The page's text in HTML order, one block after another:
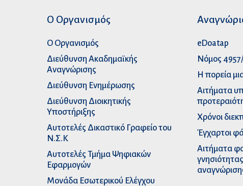
Ο Οργανισμός
Ο Οργανισμός
Διεύθυνση Ακαδημαϊκής
Αναγνώρισης
Διεύθυνση Ενημέρωσης
Διεύθυνση Διοικητικής
Υποστήριξης
Αυτοτελές Δικαστικό Γραφείο του
Ν.Σ.Κ
Αυτοτελές Τμήμα Ψηφιακών
Εφαρμογών
Μονάδα Εσωτερικού Ελέγχου
eDoatap
Νόμος
Η πορεία
Αιτήματα
Χρόνοι
Έγχαρτοι
Αιτήματα